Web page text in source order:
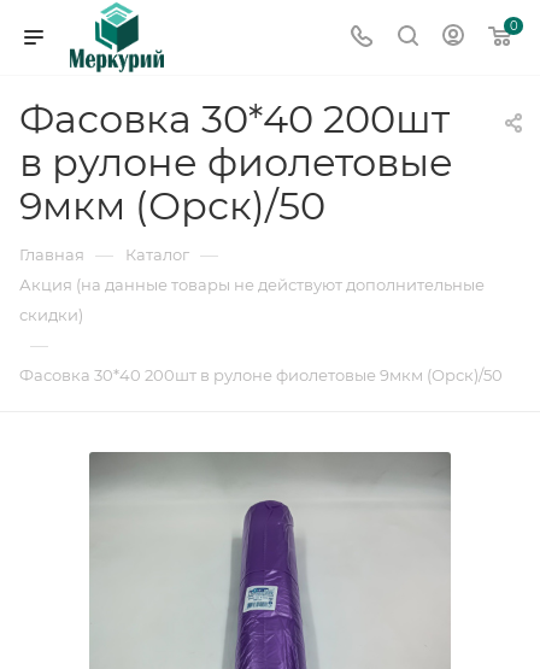
0
Фасовка 30*40 200шт
в рулоне фиолетовые
9мкм (Орск)/50
Главная — Каталог —
Акция (на данные товары не действуют дополнительные
скидки)
—
Фасовка 30*40 200шт в рулоне фиолетовые 9мкм (Орск)/50